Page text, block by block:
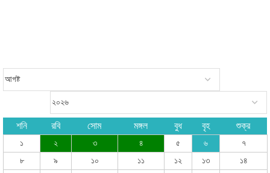
শনি রবি সোম মঙ্গল বুধ বৃহ শুক্র
১ ২ ৩ ৪ ৫ ৬
৭
৮
৯ ১০ ১১ ১২ ১৩
১৪